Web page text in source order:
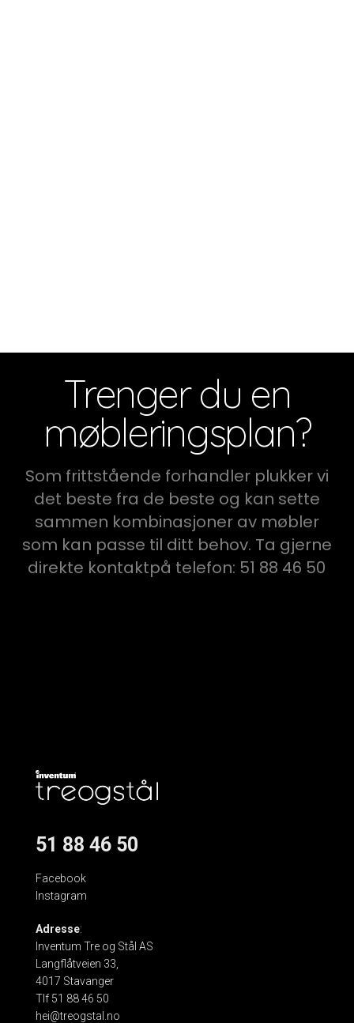
Trenger du en
møbleringsplan?
Som frittstående forhandler plukker vi
det beste fra de beste og kan sette
sammen kombinasjoner av møbler
som kan passe til ditt behov. Ta gjerne
direkte kontaktpå telefon: 51 88 46 50
51 88 46 50
Facebook
Instagram
Adresse:
Inventum Tre og Stål AS
Langflåtveien 33,
4017 Stavanger
Tlf 51 88 46 50
hei@treogstal.no